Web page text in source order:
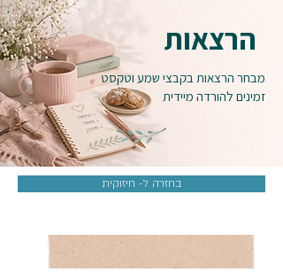
הרצאות
מבחר הרצאות בקבצי שמע וטקסט
זמינים להורדה מיידית
בחזרה ל- חיזוקית